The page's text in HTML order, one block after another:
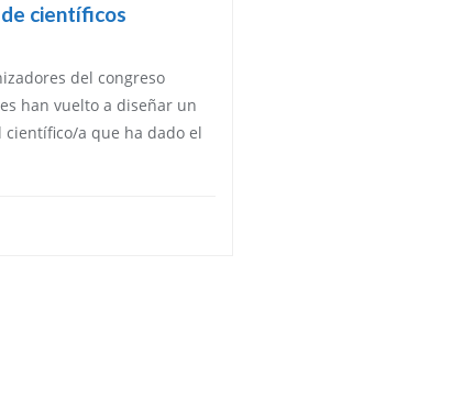
científicos
del congreso
han vuelto a diseñar un
a que ha dado el